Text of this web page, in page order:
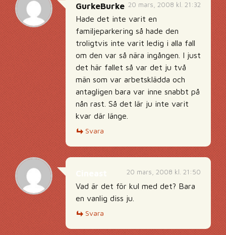
20 mars, 2008 kl. 21:32
GurkeBurke
Hade det inte varit en
familjeparkering så hade den
troligtvis inte varit ledig i alla fall
om den var så nära ingången. I just
det här fallet så var det ju två
män som var arbetsklädda och
antagligen bara var inne snabbt på
nån rast. Så det lär ju inte varit
kvar där länge.
Svara
20 mars, 2008 kl. 21:50
Vad är det för kul med det? Bara
en vanlig diss ju.
Svara